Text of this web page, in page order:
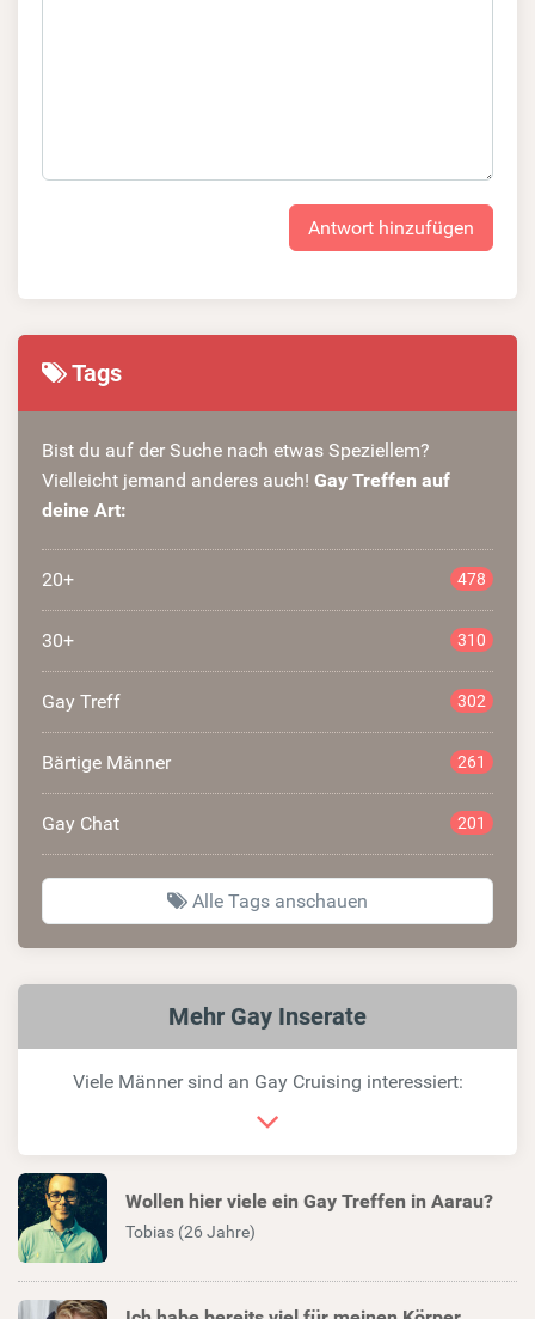
Antwort hinzufügen
Tags
Bist du auf der Suche nach etwas Speziellem?
Vielleicht jemand anderes auch! Gay Treffen auf
deine Art:
20+ 478
30+ 310
Gay Treff 302
Bärtige Männer 261
Gay Chat 201
Alle Tags anschauen
Ähnliche
Links
Mehr Gay Inserate
Viele Männer sind an Gay Cruising interessiert:
Wollen hier viele ein Gay Treffen in Aarau?
Tobias (26 Jahre)